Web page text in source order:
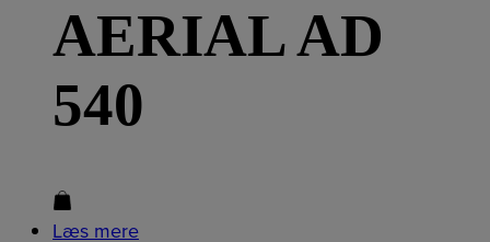
AERIAL AD
540
Læs mere